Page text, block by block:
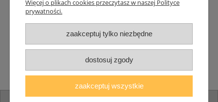
Dostawa
Śledzenie przesyłki GLS
Śledzenie przesyłki DPD
Shipping abroad
Zarejestruj się /Zaloguj się
Lampomat 2017 - 2026
pokaż pełną wersję strony
Więcej o plikach cookies przeczytasz w naszej Polityce
prywatności.
zaakceptuj tylko niezbędne
dostosuj zgody
zaakceptuj wszystkie